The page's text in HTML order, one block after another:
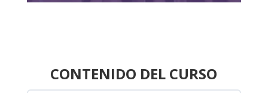
CONTENIDO DEL CURSO